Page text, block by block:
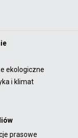
ekologiczne
i klimat
prasowe